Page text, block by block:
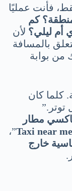
فأنت عمليًا
كم
أم ليلي؟ لأن
بالمسافة
من بوابة
كلما كان
توتر.”
مطار
Taxi near me”،
خارج